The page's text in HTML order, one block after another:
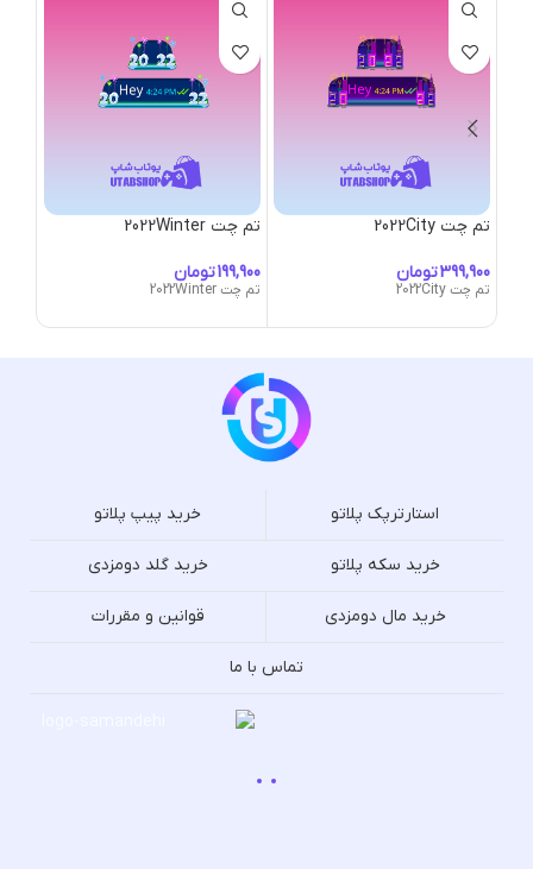
تم چت 2022City
تومان
تم چت 2022City
تم چت 2022Winter
تومان
تم چت 2022Winter
استارترپک پلاتو خرید پیپ پلاتو
خرید سکه پلاتو خرید گلد دومزدی
خرید مال دومزدی قوانین و مقررات
تماس با ما